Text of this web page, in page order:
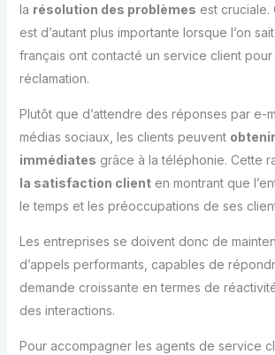
la résolution des problèmes est cruciale.
est d’autant plus importante lorsque l’on
français ont contacté un service client
réclamation.
Plutôt que d’attendre des réponses par e-
médias sociaux, les clients peuvent
immédiates grâce à la téléphonie. Cette
la satisfaction clienten montrant que
le temps et les préoccupations de ses
Les entreprises se doivent donc de
d’appels performants, capables de
demande croissante en termes de
des interactions.
Pour accompagner les agents de service